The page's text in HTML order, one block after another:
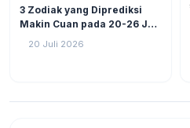
3 Zodiak yang Diprediksi
Makin Cuan pada 20-26 Juli
20 Juli 2026